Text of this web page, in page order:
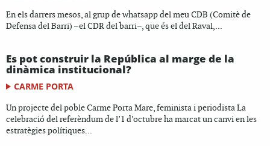
En els darrers mesos, al grup de whatsapp del meu CDB (Comitè de
Defensa del Barri) –el CDR del barri–, que és el del Raval,...
Es pot construir la República al marge de la
dinàmica institucional?
CARME PORTA
Un projecte del poble Carme Porta Mare, feminista i periodista La
celebració del referèndum de l’1 d’octubre ha marcat un canvi en les
estratègies polítiques...